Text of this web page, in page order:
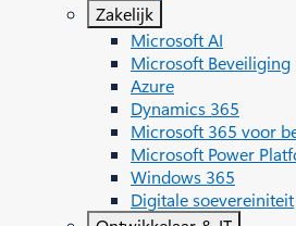
Zakelijk
Microsoft AI
Microsoft Beveiliging
Azure
Dynamics 365
Microsoft 365 voor
Microsoft Power
Windows 365
Digitale soevereiniteit